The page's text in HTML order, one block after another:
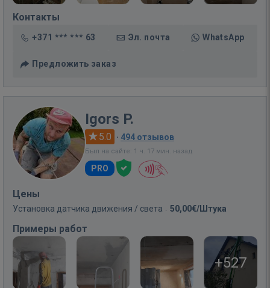
Контакты
+371 *** *** 63 Эл. почта WhatsApp
Предложить заказ
Igors P.
5.0 · 494 отзывов
Был на сайте: 1 ч. 17 мин. назад
PRO
Цены
Установка датчика движения / света 50,00€/Штука
Примеры работ
+527